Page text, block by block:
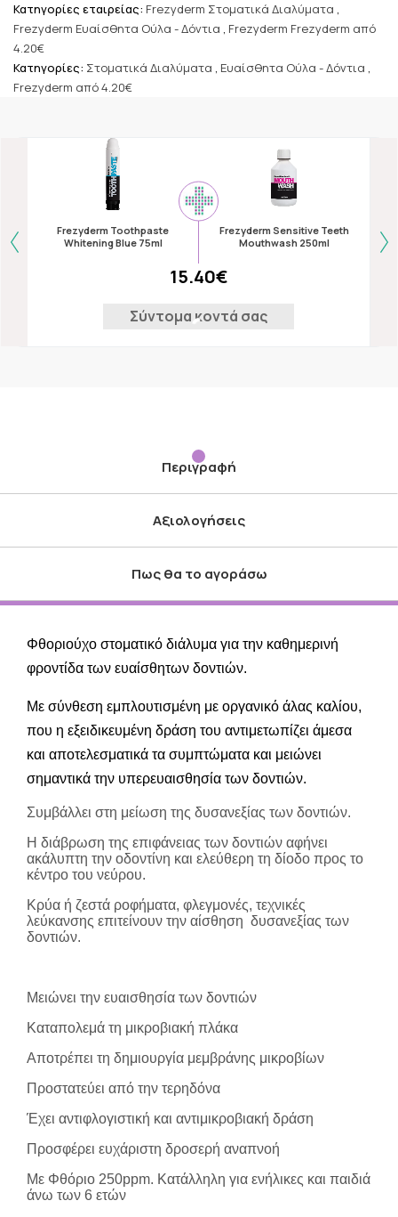
Κατηγορίες εταιρείας: Frezyderm Στοματικά Διαλύματα ,
Frezyderm Ευαίσθητα Ούλα - Δόντια , Frezyderm Frezyderm από
4.20€
Κατηγορίες: Στοματικά Διαλύματα , Ευαίσθητα Ούλα - Δόντια ,
Frezyderm από 4.20€
Frezyderm Toothpaste
Whitening Blue 75ml
Frezyderm Sensitive Teeth
Mouthwash 250ml
15.40€
Σύντομα κοντά σας
Περιγραφή
Αξιολογήσεις
Πως θα το αγοράσω
Φθοριούχο στοματικό διάλυμα για την καθημερινή
φροντίδα των ευαίσθητων δοντιών.
Με σύνθεση εμπλουτισμένη με οργανικό άλας καλίου,
που η εξειδικευμένη δράση του αντιμετωπίζει άμεσα
και αποτελεσματικά τα συμπτώματα και μειώνει
σημαντικά την υπερευαισθησία των δοντιών.
Συμβάλλει στη μείωση της δυσανεξίας των δοντιών.
Η διάβρωση της επιφάνειας των δοντιών αφήνει
ακάλυπτη την οδοντίνη και ελεύθερη τη δίοδο προς το
κέντρο του νεύρου.
Κρύα ή ζεστά ροφήματα, φλεγμονές, τεχνικές
λεύκανσης επιτείνουν την αίσθηση δυσανεξίας των
δοντιών.
Μειώνει την ευαισθησία των δοντιών
Καταπολεμά τη μικροβιακή πλάκα
Αποτρέπει τη δημιουργία μεμβράνης μικροβίων
Προστατεύει από την τερηδόνα
Έχει αντιφλογιστική και αντιμικροβιακή δράση
Προσφέρει ευχάριστη δροσερή αναπνοή
Με Φθόριο 250ppm. Κατάλληλη για ενήλικες και παιδιά
άνω των 6 ετών